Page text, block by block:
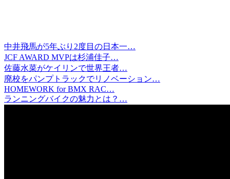
中井飛馬が5年ぶり2度目の日本一…
JCF AWARD MVPは杉浦佳子…
佐藤水菜がケイリンで世界王者…
廃校をパンプトラックでリノベーション…
HOMEWORK for BMX RAC…
ランニングバイクの魅力とは？…